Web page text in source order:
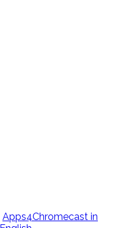
Apps4Chromecast in